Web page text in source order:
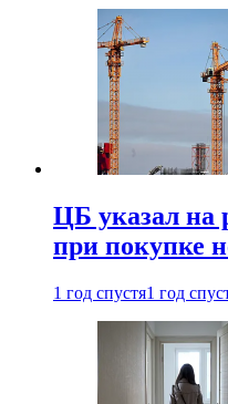
ЦБ указал на
при покупке
1 год спустя1 год